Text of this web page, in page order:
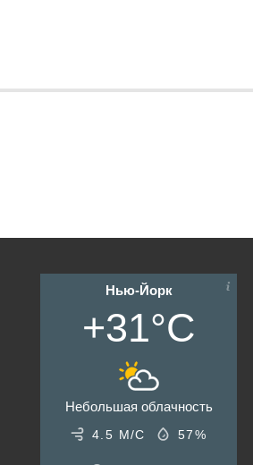
Нью-Йорк
+31°C
Небольшая облачность
4.5 М/С 57%